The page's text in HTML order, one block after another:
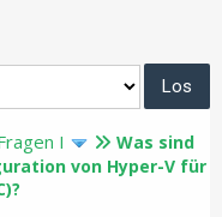
I
Was sind
von Hyper-V für